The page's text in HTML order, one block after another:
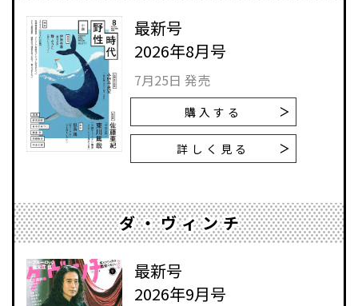
最新号
2026年8月号
7月25日 発売
購入する
詳しく見る
ダ・ヴィンチ
最新号
2026年9月号